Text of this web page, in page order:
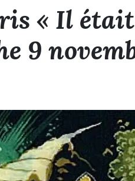
« Il
9